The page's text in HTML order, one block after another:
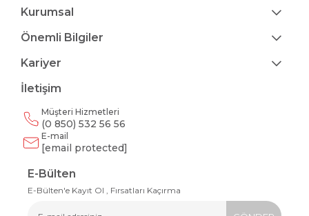
Kurumsal
Önemli Bilgiler
Kariyer
İletişim
Müşteri Hizmetleri
(0 850) 532 56 56
E-mail
[email protected]
E-Bülten
E-Bülten'e Kayıt Ol , Fırsatları Kaçırma